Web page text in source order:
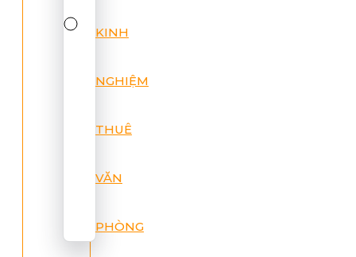
KINH
NGHIỆM
THUÊ
VĂN
PHÒNG